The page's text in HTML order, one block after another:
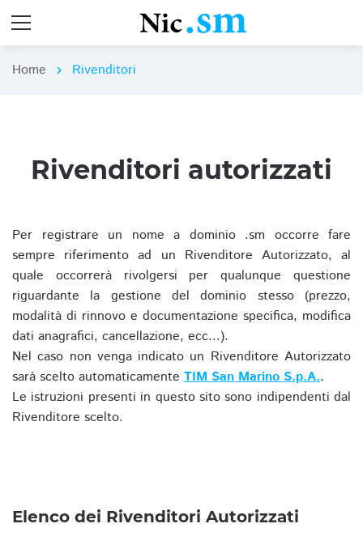
Home chevron_right Rivenditori
Rivenditori autorizzati
Per registrare un nome a dominio .sm occorre fare
sempre riferimento ad un Rivenditore Autorizzato, al
quale occorrerà rivolgersi per qualunque questione
riguardante la gestione del dominio stesso (prezzo,
modalità di rinnovo e documentazione specifica, modifica
dati anagrafici, cancellazione, ecc...).
Nel caso non venga indicato un Rivenditore Autorizzato
sarà scelto automaticamente TIM San Marino S.p.A..
Le istruzioni presenti in questo sito sono indipendenti dal
Rivenditore scelto.
Elenco dei Rivenditori Autorizzati